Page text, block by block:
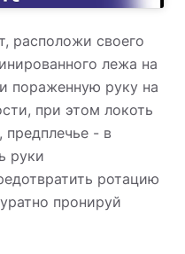
расположи своего
лежа на
пораженную руку на
при этом локоть
предплечье - в
руки
ротацию
пронируй